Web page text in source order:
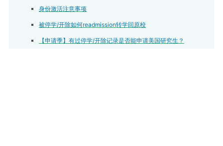
身份激活注意事项
被停学/开除如何readmission转学回原校
【申请季】有过停学/开除记录是否能申请美国研究生？